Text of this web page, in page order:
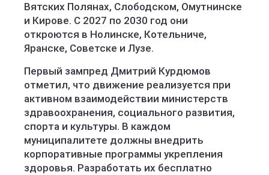
Вятских Полянах, Слободском, Омутнинске
и Кирове. С 2027 по 2030 год они
откроются в Нолинске, Котельниче,
Яранске, Советске и Лузе.
Первый зампред Дмитрий Курдюмов
отметил, что движение реализуется при
активном взаимодействии министерств
здравоохранения, социального развития,
спорта и культуры. В каждом
муниципалитете должны внедрить
корпоративные программы укрепления
здоровья. Разработать их бесплатно